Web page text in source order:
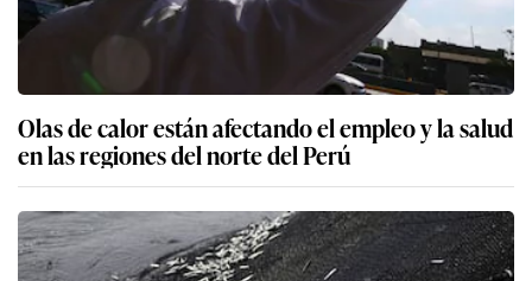
Olas de calor están afectando el empleo y la salud
en las regiones del norte del Perú